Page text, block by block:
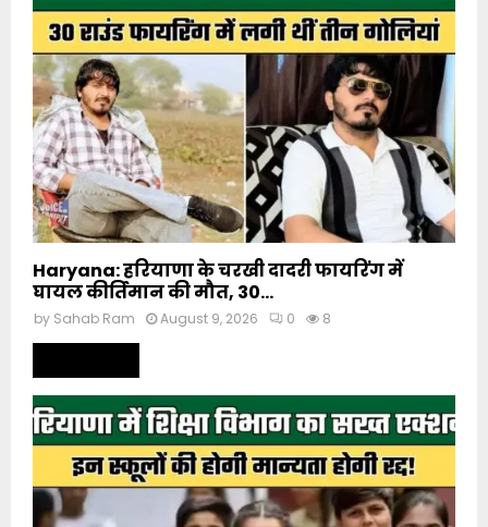
Haryana: हरियाणा के चरखी दादरी फायरिंग में
घायल कीर्तिमान की मौत, 30...
by Sahab Ram August 9, 2026 0 8